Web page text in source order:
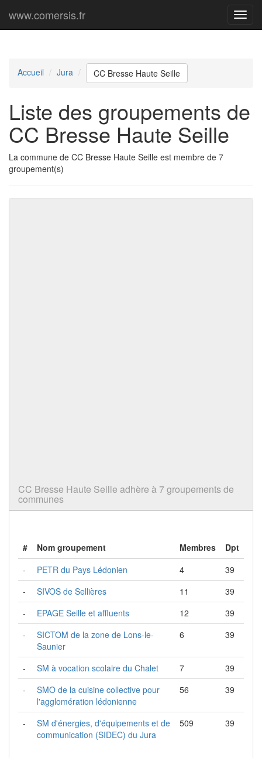
Menu
www.comersis.fr
Accueil Jura CC Bresse Haute Seille
Liste des groupements de
CC Bresse Haute Seille
La commune de CC Bresse Haute Seille est membre de 7
groupement(s)
CC Bresse Haute Seille adhère à 7 groupements de
communes
# Nom groupement Membres
Dpt
-
PETR du Pays Lédonien 4
39
-
SIVOS de Sellières 11
39
-
EPAGE Seille et affluents 12
39
-
SICTOM de la zone de Lons-le-
Saunier
6 39
- SM à vocation scolaire du Chalet 7
39
-
SMO de la cuisine collective pour
l'agglomération lédonienne
56 39
-
SM d'énergies, d'équipements et de
communication (SIDEC) du Jura
509 39